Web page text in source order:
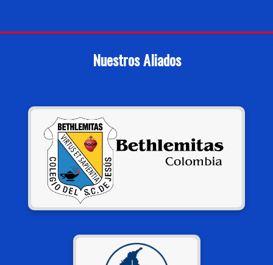
Nuestros Aliados